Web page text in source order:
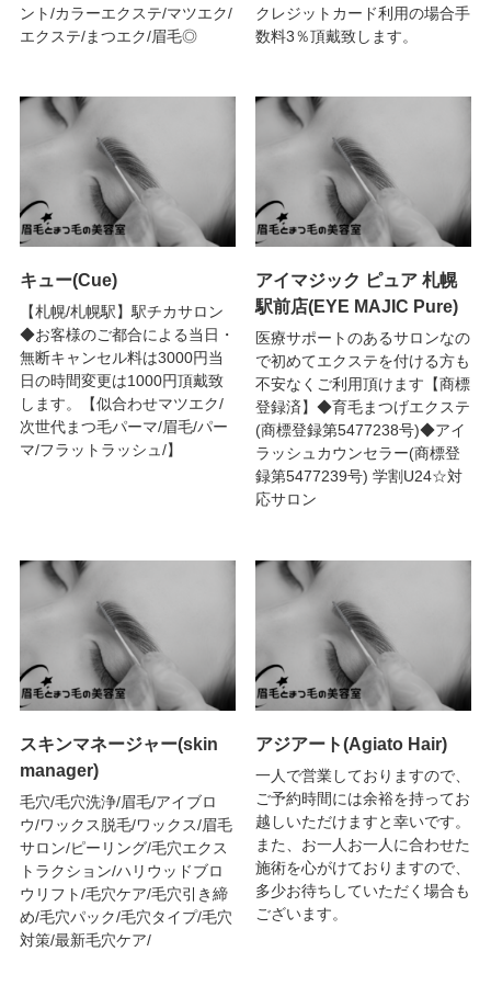
ント/カラーエクステ/マツエク/
エクステ/まつエク/眉毛◎
クレジットカード利用の場合手
数料3％頂戴致します。
キュー(Cue)
【札幌/札幌駅】駅チカサロン
◆お客様のご都合による当日・
無断キャンセル料は3000円当
日の時間変更は1000円頂戴致
します。【似合わせマツエク/
次世代まつ毛パーマ/眉毛/パー
マ/フラットラッシュ/】
アイマジック ピュア 札幌
駅前店(EYE MAJIC Pure)
医療サポートのあるサロンなの
で初めてエクステを付ける方も
不安なくご利用頂けます【商標
登録済】◆育毛まつげエクステ
(商標登録第5477238号)◆アイ
ラッシュカウンセラー(商標登
録第5477239号) 学割U24☆対
応サロン
スキンマネージャー(skin
manager)
毛穴/毛穴洗浄/眉毛/アイブロ
ウ/ワックス脱毛/ワックス/眉毛
サロン/ピーリング/毛穴エクス
トラクション/ハリウッドブロ
ウリフト/毛穴ケア/毛穴引き締
め/毛穴パック/毛穴タイプ/毛穴
対策/最新毛穴ケア/
アジアート(Agiato Hair)
一人で営業しておりますので、
ご予約時間には余裕を持ってお
越しいただけますと幸いです。
また、お一人お一人に合わせた
施術を心がけておりますので、
多少お待ちしていただく場合も
ございます。